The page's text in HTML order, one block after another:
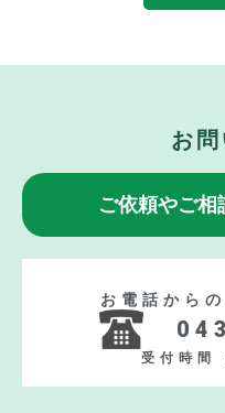
お
ご依頼やご
お電話から
受付時